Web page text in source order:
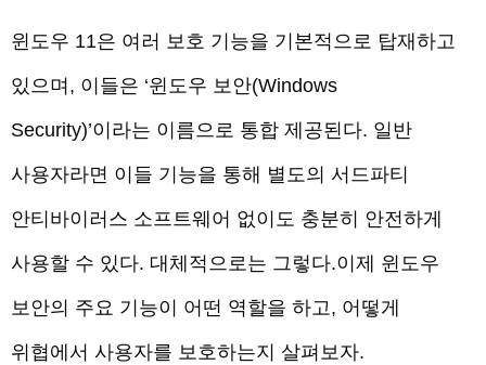
윈도우 11은 여러 보호 기능을 기본적으로 탑재하고
있으며, 이들은 ‘윈도우 보안(Windows
Security)’이라는 이름으로 통합 제공된다. 일반
사용자라면 이들 기능을 통해 별도의 서드파티
안티바이러스 소프트웨어 없이도 충분히 안전하게
사용할 수 있다. 대체적으로는 그렇다.이제 윈도우
보안의 주요 기능이 어떤 역할을 하고, 어떻게
위협에서 사용자를 보호하는지 살펴보자.